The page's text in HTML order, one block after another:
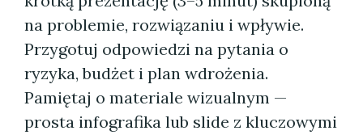
na problemie, rozwiązaniu i wpływie.
Przygotuj odpowiedzi na pytania o
ryzyka, budżet i plan wdrożenia.
Pamiętaj o materiale wizualnym —
prosta infografika lub slide z kluczowymi